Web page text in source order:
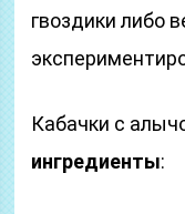
гвоздики либо
Кабачки с
ингредиенты: